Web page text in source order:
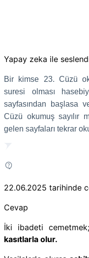
Yapay zeka ile
Bir kimse 23. Cüzü
suresi olması
sayfasından başlasa
Cüzü okumuş sayılır
gelen sayfaları tekrar
22.06.2025 tarihinde
Cevap
İki ibadeti cemetmek
kasıtlarla olur.